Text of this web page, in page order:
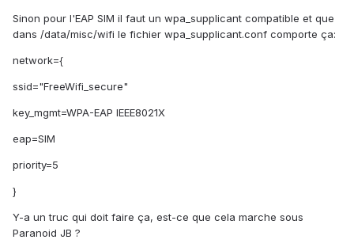
Sinon pour l'EAP SIM il faut un wpa_supplicant compatible et que
dans /data/misc/wifi le fichier wpa_supplicant.conf comporte ça:
network={
ssid="FreeWifi_secure"
key_mgmt=WPA-EAP IEEE8021X
eap=SIM
priority=5
}
Y-a un truc qui doit faire ça, est-ce que cela marche sous
Paranoid JB ?